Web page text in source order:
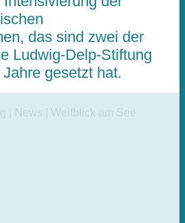
das sind zwei der
Ludwig-Delp-Stiftung
gesetzt hat.